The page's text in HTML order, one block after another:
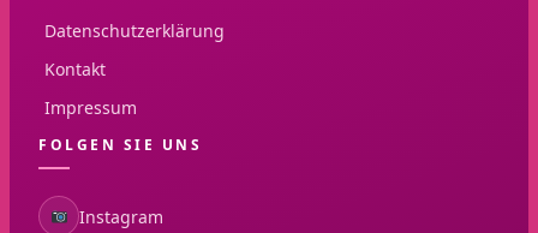
Datenschutzerklärung
Kontakt
Impressum
FOLGEN SIE UNS
Instagram